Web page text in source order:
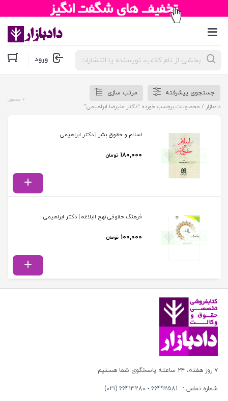
جستجوی
محصولات ورود
جستجوی پیشرفته
مرتب سازی
دادبازار / محصولات برچسب خورده “دکتر علیرضا ابراهیمی”
2 محصول
اسلام و حقوق بشر | دکتر ابراهیمی
۱۸۰,۰۰۰ تومان
فرهنگ حقوقی نهج البلاغه | دکتر ابراهیمی
۱۰۰,۰۰۰ تومان
۷ روز هفته، ۲۴ ساعته پاسخگوی شما هستیم
شماره تماس : 66492581 - 66413280 (021)